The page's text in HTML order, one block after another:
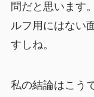
問だと思います
ルフ用にはない
すしね。
私の結論はこう